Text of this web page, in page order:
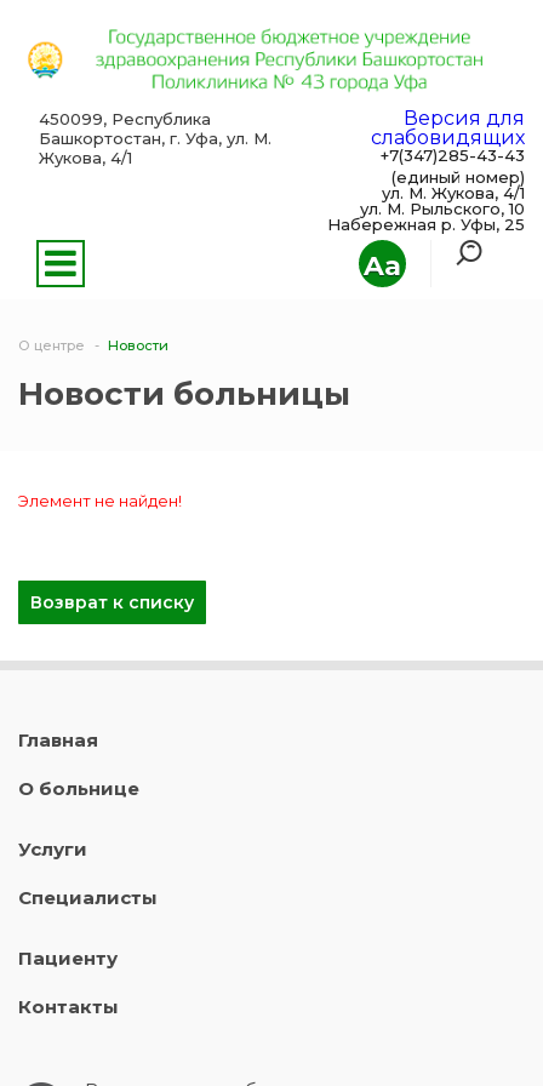
Aa
450099, Республика
Башкортостан, г. Уфа, ул. М.
Жукова, 4/1
Версия для
слабовидящих
+7(347)285-43-43
(единый номер)
ул. М. Жукова, 4/1
ул. М. Рыльского, 10
Набережная р. Уфы, 25
О центре Новости
Новости больницы
Элемент не найден!
Возврат к списку
Главная
О больнице
Услуги
Специалисты
Пациенту
Контакты